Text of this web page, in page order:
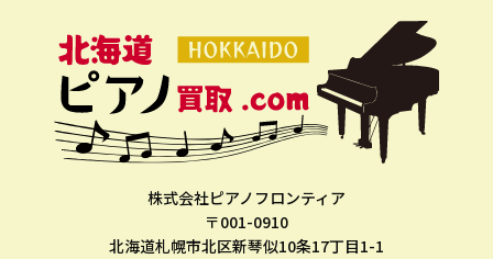
株式会社ピアノフロンティア
〒001-0910
北海道札幌市北区新琴似10条17丁目1-1